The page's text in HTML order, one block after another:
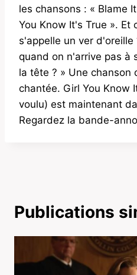
les chansons : « Blame
You Know It's True ».
s'appelle un ver
quand on n'arrive pas à
la tête ? » Une chanson
chantée. Girl You Know
voulu) est maintenant
Regardez la bande-
Publications